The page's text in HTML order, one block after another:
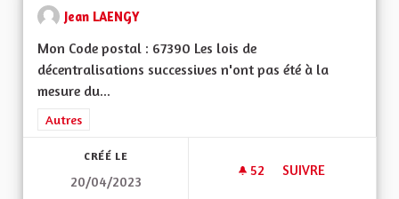
Jean LAENGY
Mon Code postal : 67390 Les lois de
décentralisations successives n'ont pas été à la
mesure du...
Filtrer les résultats de la catégorie : Autres
Autres
CRÉÉ LE
20/04/2023
52 52 ABONNÉS
SUIVRE